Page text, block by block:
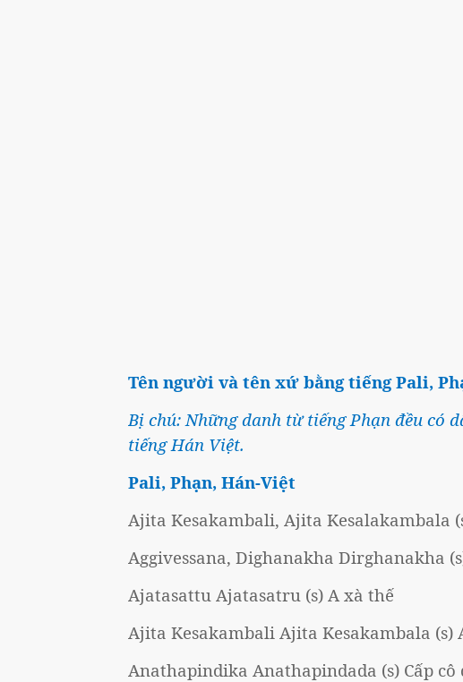
Tên người và tên xứ bằng tiếng Pali,
Bị chú: Những danh từ tiếng Phạn đều có
tiếng Hán Việt.
Pali, Phạn, Hán-Việt
Ajita Kesakambali, Ajita Kesalakambala
Aggivessana, Dighanakha Dirghanakha
Ajatasattu Ajatasatru (s) A xà thế
Ajita Kesakambali Ajita Kesakambala (s)
Anathapindika Anathapindada (s) Cấp cô